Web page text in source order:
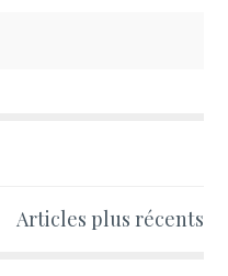
Articles plus récents